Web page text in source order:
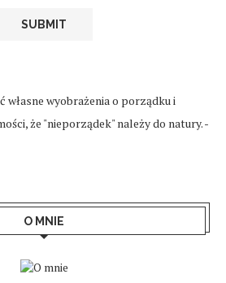
własne wyobrażenia o porządku i
że "nieporządek" należy do natury. -
O MNIE